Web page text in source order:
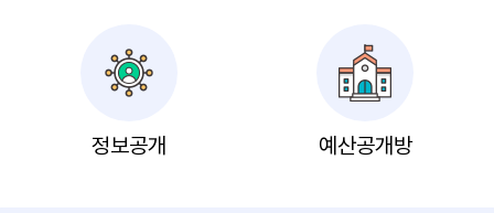
정보공개 예산공개방